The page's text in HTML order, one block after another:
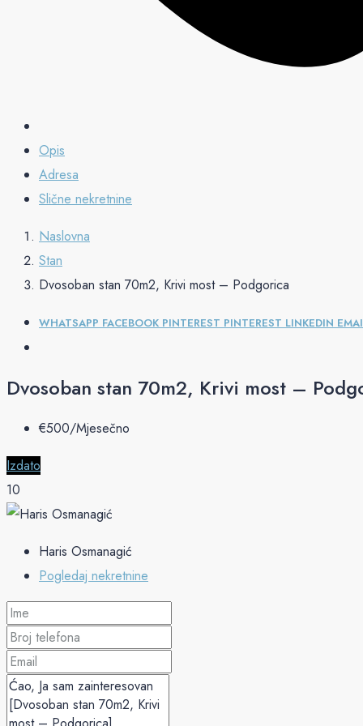
Opis
Adresa
Slične nekretnine
Naslovna
Stan
Dvosoban stan 70m2, Krivi most – Podgorica
WHATSAPP FACEBOOK PINTEREST PINTEREST LINKEDIN
Dvosoban stan 70m2, Krivi most –
€‎500/Mjesečno
Izdato
10
Haris Osmanagić
Pogledaj nekretnine